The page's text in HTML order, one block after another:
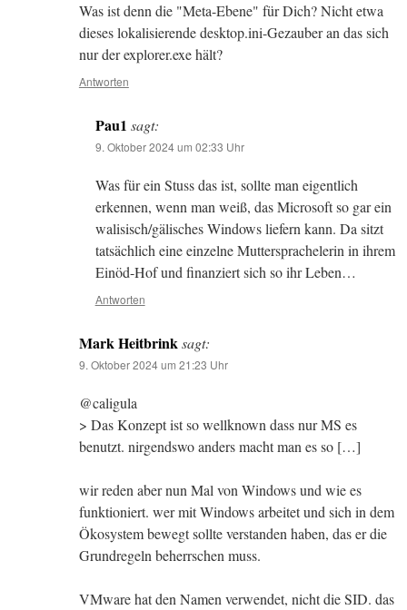
Was ist denn die "Meta-Ebene" für Dich? Nicht etwa
dieses lokalisierende desktop.ini-Gezauber an das sich
nur der explorer.exe hält?
Antworten
Pau1 sagt:
9. Oktober 2024 um 02:33 Uhr
Was für ein Stuss das ist, sollte man eigentlich
erkennen, wenn man weiß, das Microsoft so gar ein
walisisch/gälisches Windows liefern kann. Da sitzt
tatsächlich eine einzelne Muttersprachelerin in ihrem
Einöd-Hof und finanziert sich so ihr Leben…
Antworten
Mark Heitbrinksagt:
9. Oktober 2024 um 21:23 Uhr
@caligula
> Das Konzept ist so wellknown dass nur MS es
benutzt. nirgendswo anders macht man es so […]
wir reden aber nun Mal von Windows und wie es
funktioniert. wer mit Windows arbeitet und sich in dem
Ökosystem bewegt sollte verstanden haben, das er die
Grundregeln beherrschen muss.
VMware hat den Namen verwendet, nicht die SID. das